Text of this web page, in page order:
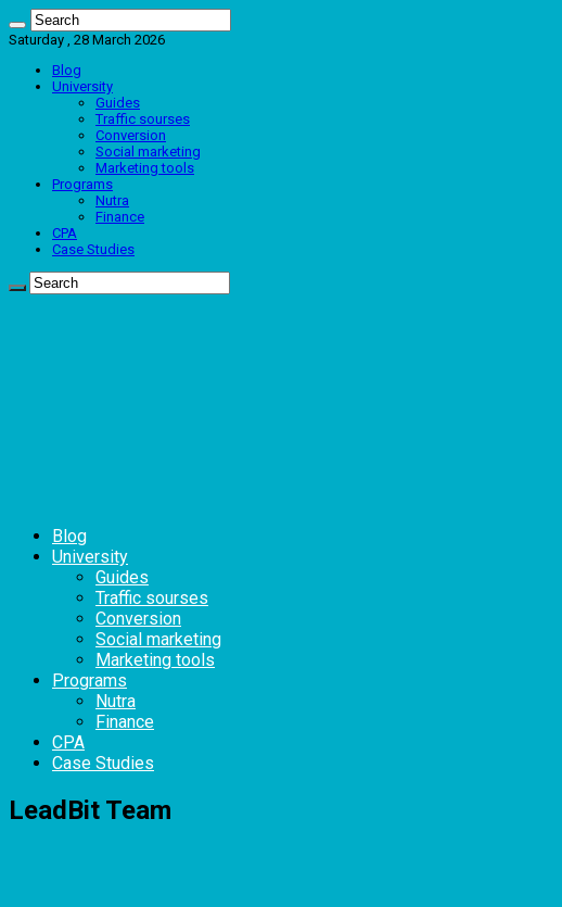
Saturday , 28 March 2026
Blog
University
Guides
Traffic sourses
Conversion
Social marketing
Marketing tools
Programs
Nutra
Finance
CPA
Case Studies
Blog
University
Guides
Traffic sourses
Conversion
Social marketing
Marketing tools
Programs
Nutra
Finance
CPA
Case Studies
LeadBit Team